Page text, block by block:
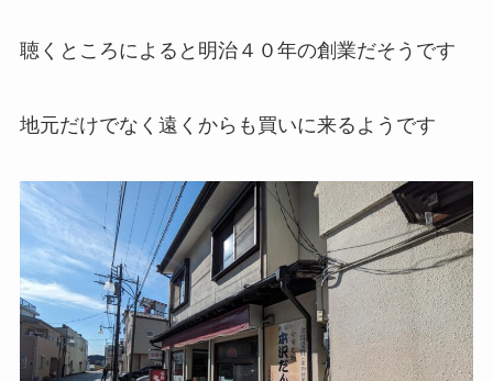
聴くところによると明治４０年の創業だそうです
地元だけでなく遠くからも買いに来るようです